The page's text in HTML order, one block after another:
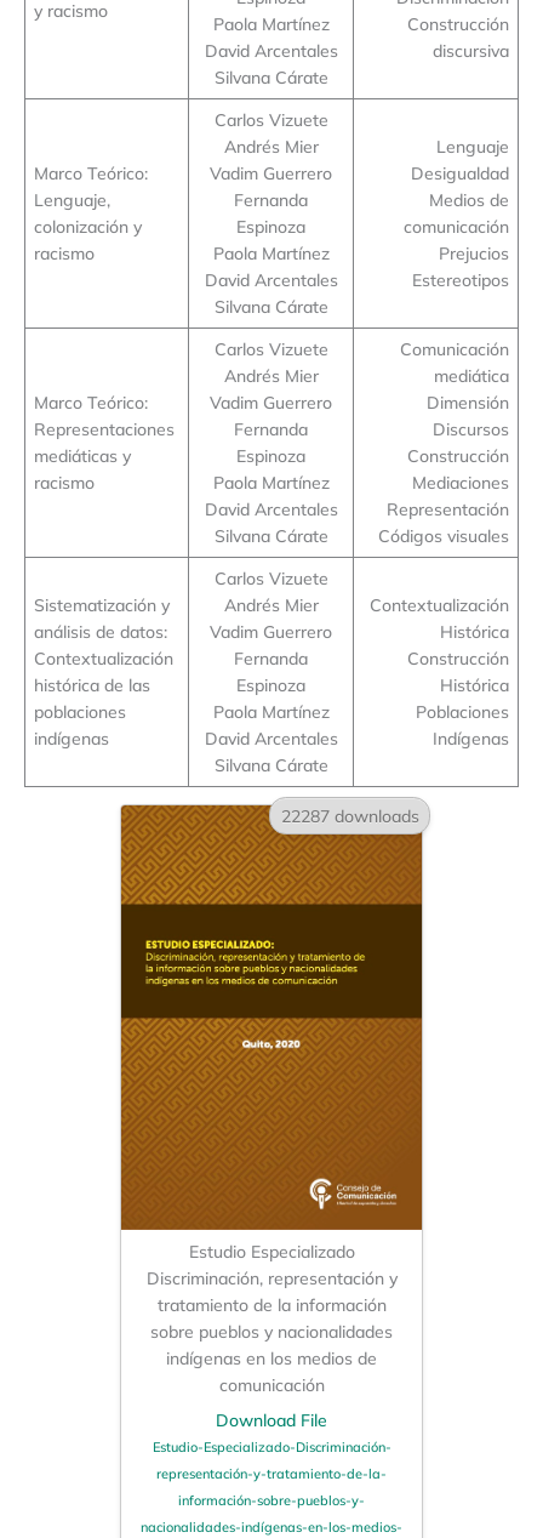
y racismo
Paola Martínez
David Arcentales
Silvana Cárate
Construcción
discursiva
Marco Teórico:
Lenguaje,
colonización y
racismo
Carlos Vizuete
Andrés Mier
Vadim Guerrero
Fernanda
Espinoza
Paola Martínez
David Arcentales
Silvana Cárate
Lenguaje
Desigualdad
Medios de
comunicación
Prejucios
Estereotipos
Marco Teórico:
Representaciones
mediáticas y
racismo
Carlos Vizuete
Andrés Mier
Vadim Guerrero
Fernanda
Espinoza
Paola Martínez
David Arcentales
Silvana Cárate
Comunicación
mediática
Dimensión
Discursos
Construcción
Mediaciones
Representación
Códigos visuales
Sistematización y
análisis de datos:
Contextualización
histórica de las
poblaciones
indígenas
Carlos Vizuete
Andrés Mier
Vadim Guerrero
Fernanda
Espinoza
Paola Martínez
David Arcentales
Silvana Cárate
Contextualización
Histórica
Construcción
Histórica
Poblaciones
Indígenas
22287 downloads
Estudio Especializado
Discriminación, representación y
tratamiento de la información
sobre pueblos y nacionalidades
indígenas en los medios de
comunicación
Download File
Estudio-Especializado-Discriminación-
representación-y-tratamiento-de-la-
información-sobre-pueblos-y-
nacionalidades-indígenas-en-los-medios-